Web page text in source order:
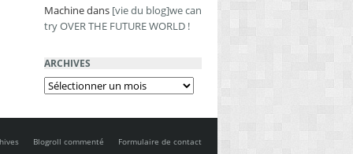
Machinedans [vie du blog]we can
try OVER THE FUTURE WORLD !
ARCHIVES
Archives
Blogroll commenté Formulaire de contact